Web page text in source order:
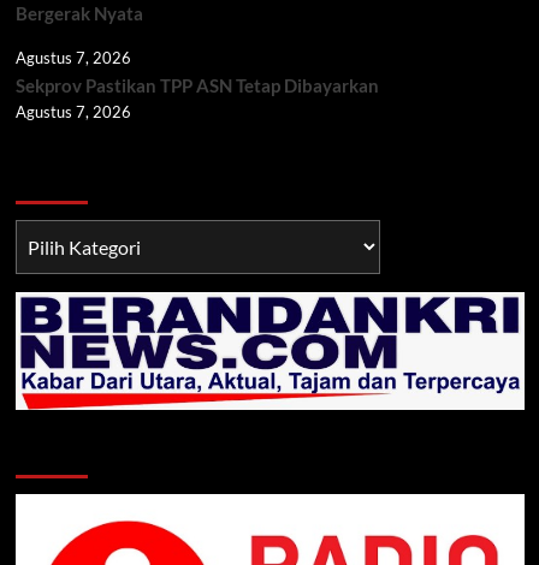
Bergerak Nyata
Agustus 7, 2026
Sekprov Pastikan TPP ASN Tetap Dibayarkan
Agustus 7, 2026
TNI/POLRI